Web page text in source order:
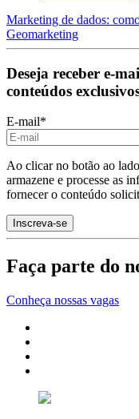
Marketing de dados:
Geomarketing
Deseja receber e-
conteúdos
E-mail*
Ao clicar no botão ao
armazene e processe as
fornecer o conteúdo
Faça parte do
Conheça nossas vagas